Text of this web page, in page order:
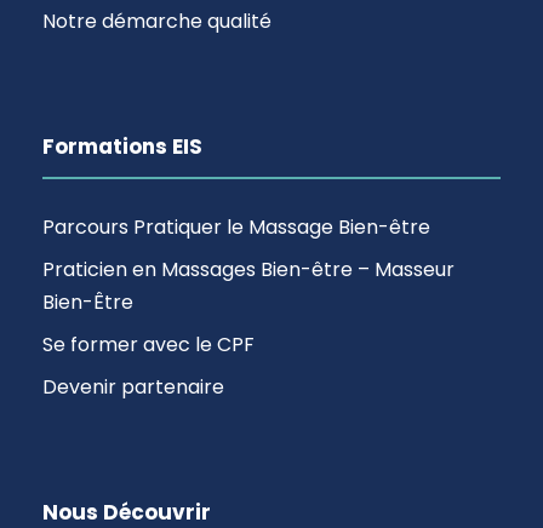
Notre démarche qualité
Formations EIS
Parcours Pratiquer le Massage Bien-être
Praticien en Massages Bien-être – Masseur
Bien-Être
Se former avec le CPF
Devenir partenaire
Nous Découvrir